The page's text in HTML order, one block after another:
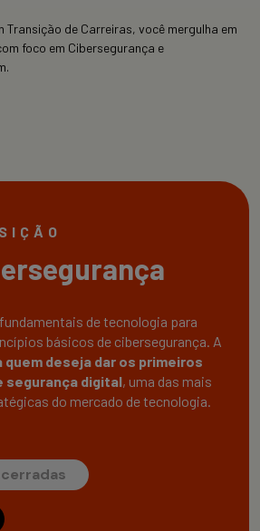
Transição de Carreiras, você mergulha em
foco em Cibersegurança e
de tecnologia para
básicos de cibersegurança. A
quem deseja dar os primeiros
segurança digital, uma das mais
do mercado de tecnologia.